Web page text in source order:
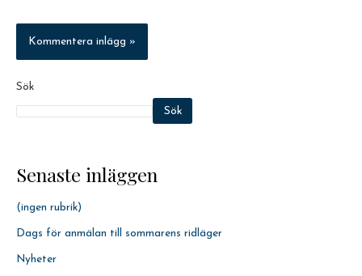
Sök
Sök
Senaste inläggen
(ingen rubrik)
Dags för anmälan till sommarens ridläger
Nyheter